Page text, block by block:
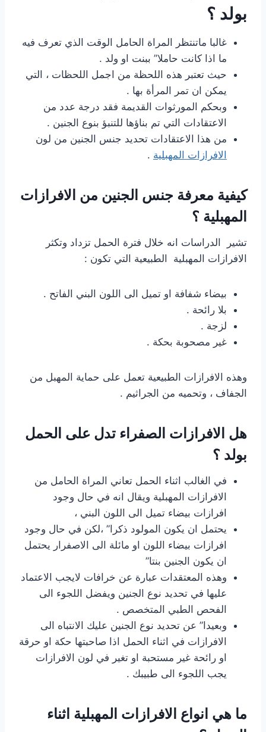
بولد ؟
غالبا ماتنتظر المراة الحامل الوقت الذي تعرف فيه
ما اذا كانت حاملا” ببنت او ولد .
حيث تعتبر هذه اللحظة من اجمل اللحظات ، التي
يمكن ان تمر المرأة بها .
وبحكم المورثوات القديمة فقد درجة عدد من
الاعتقادات التي تم بناؤها للتنبؤ بنوع الجنين .
من هذا الاعتقادات تحديد جنس الجنين من لون
الافرازات المهبلية .
كيفية معرفة جنس الجنين من الافرازات
المهبلية ؟
تشير الدراسات انه خلال فترة الحمل تزداد وتكثر
الافرازات المهبلية الطبيعية التي تكون :
بيضاء شفافة او تميل الى اللون البني الفاتح .
بلا رائحة .
لزجة .
غير مصحوبة بحكة .
وهذه الافرازات الطبيعية تعمل على حماية المهبل من
الجفاف ، وتحميه من الجراثيم .
هل الافرازات الصفراء تدل على الحمل
بولد ؟
في الغالب اثناء الحمل تعاني المراة الحامل من
الافرازات المهبلية ويقال انه في حال وجود
افرازات بيضاء تميل الى اللون البني ،
يحتمل ان يكون المولود ذكرا” ،لكن في حال وجود
افرازات بيضاء اللون او مائلة الى الاصفرار يحتمل
ان يكون الجنين بنتا”
وهذه المعتقدات عبارة عن خرافات لايجب الاعتماد
عليها في تحديد نوع الجنين ويفضل اللجوء الى
الفحص الطبي المتخصص .
وبعيدا” عن تحديد نوع الجنين عليك الانتباه الى
الافرازات في اثناء الحمل اذا صاحبتها حكة او حرقة
او رائحة غير مستحبة او تغير في لون الافرازات
يجب اللجوء الى طبيبك .
ما هي انواع الافرازات المهبلية اثناء